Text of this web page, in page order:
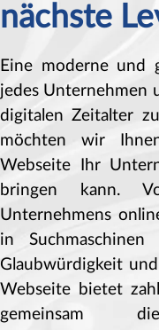
nächste
Eine moderne und
jedes Unternehmen
digitalen Zeitalter
möchten wir
Webseite Ihr
bringen kann.
Unternehmens
in
Glaubwürdigkeit
Webseite bietet
gemeinsam